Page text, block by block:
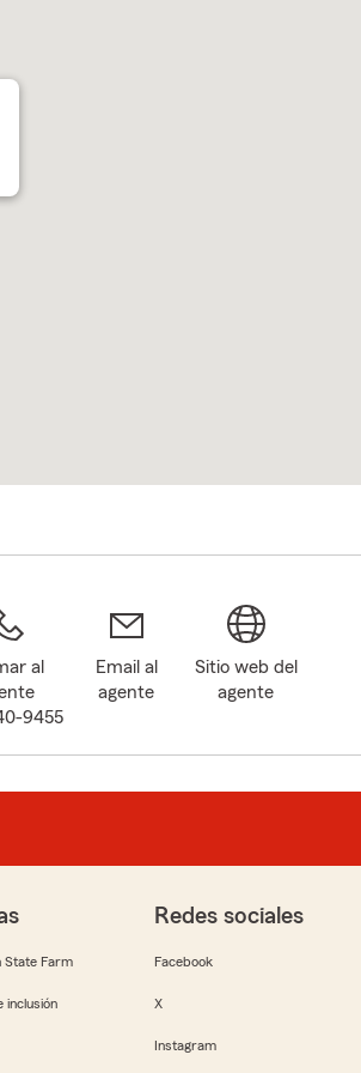
al
9455
Email al
agente
Sitio web del
agente
State Farm
inclusión
Redes sociales
Facebook
X
Instagram